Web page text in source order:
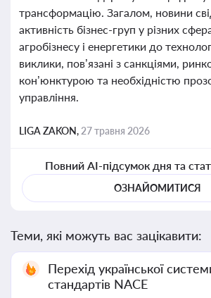
трансформацію. Загалом, новини
активність бізнес-груп у різних
агробізнесу і енергетики до
виклики, пов’язані з санкціями,
кон’юнктурою та необхідністю
управління.
LIGA ZAKON, 27 травня 2026
Повний AI-підсумок дня та
ОЗНАЙОМИТИСЯ
Теми, які можуть вас зацікавити:
Перехід української
стандартів NACE